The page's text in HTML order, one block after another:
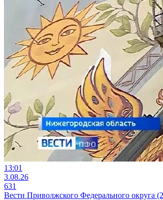
13:01
3.08.26
631
Вести Приволжского Федерального округа